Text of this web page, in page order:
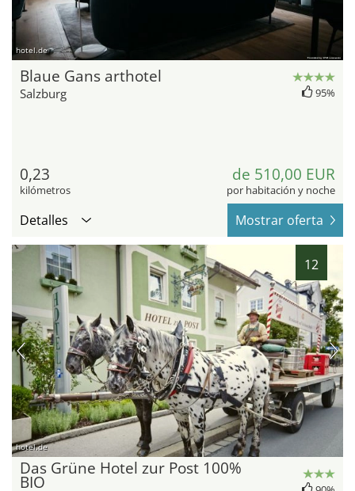
hotel.de
Blaue Gans arthotel
Salzburg 95%
0,23
kilómetros
de 510,00 EUR
por habitación y noche
Detalles Mostrar oferta
12
hotel.de
Das Grüne Hotel zur Post 100%
BIO